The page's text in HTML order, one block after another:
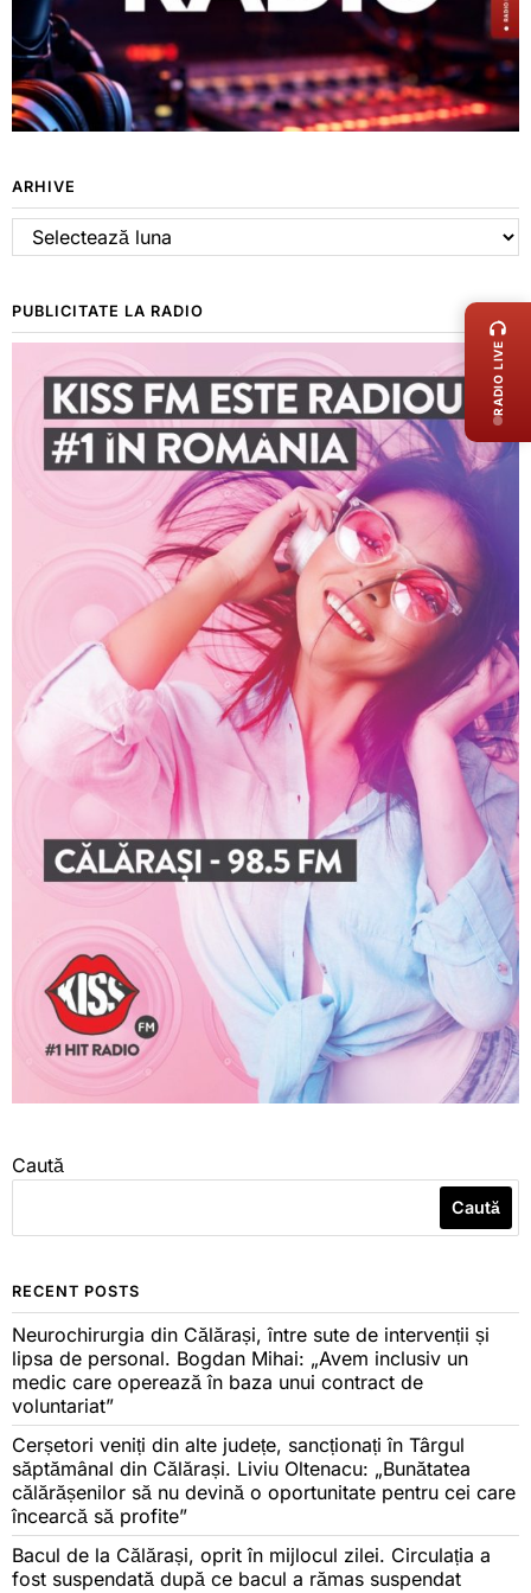
ARHIVE
Arhive
PUBLICITATE LA RADIO
Caută
Caută
RECENT POSTS
Neurochirurgia din Călărași, între sute de intervenții și
lipsa de personal. Bogdan Mihai: „Avem inclusiv un
medic care operează în baza unui contract de
voluntariat”
Cerșetori veniți din alte județe, sancționați în Târgul
săptămânal din Călărași. Liviu Oltenacu: „Bunătatea
călărășenilor să nu devină o oportunitate pentru cei care
încearcă să profite”
Bacul de la Călărași, oprit în mijlocul zilei. Circulația a
fost suspendată după ce bacul a rămas suspendat
RADIO LIVE